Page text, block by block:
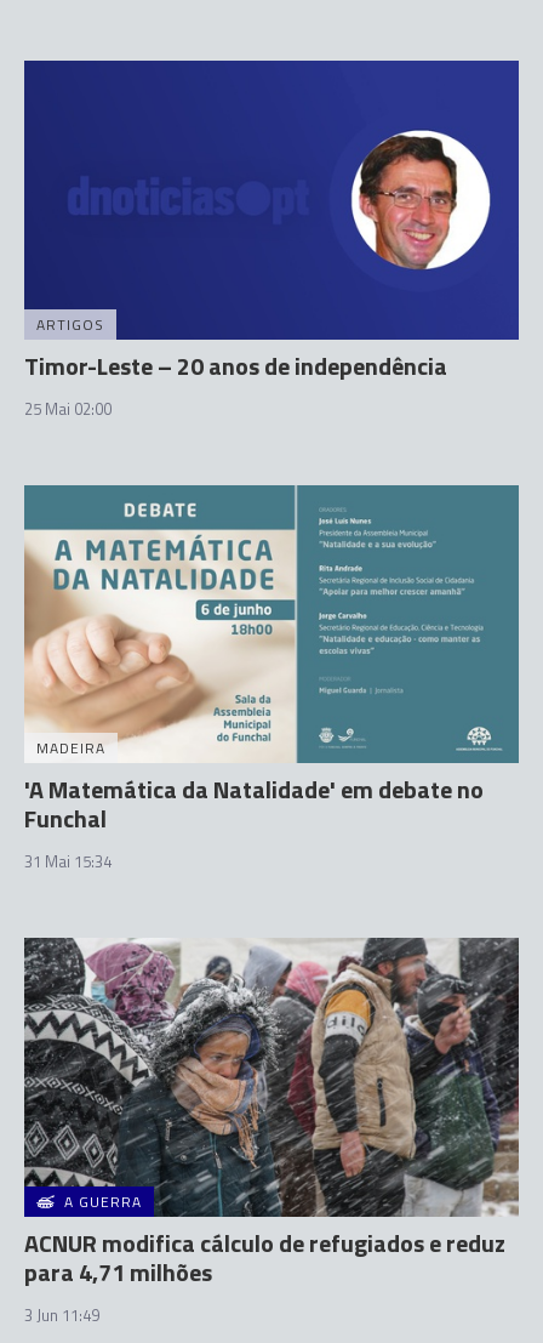
ARTIGOS
Timor-Leste – 20 anos de independência
25 Mai 02:00
MADEIRA
'A Matemática da Natalidade' em debate no
Funchal
31 Mai 15:34
A GUERRA
ACNUR modifica cálculo de refugiados e reduz
para 4,71 milhões
3 Jun 11:49